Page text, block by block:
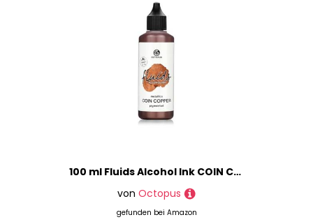
100 ml Fluids Alcohol Ink COIN COPPER, Alkoholtinte für Fluid Art und Resin, kupfer
von Octopus
gefunden bei Amazon